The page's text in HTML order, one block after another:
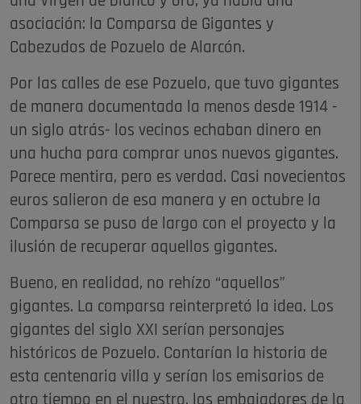
asociación: la Comparsa de Gigantes y
Cabezudos de Pozuelo de Alarcón.
Por las calles de ese Pozuelo, que tuvo gigantes
de manera documentada la menos desde 1914 -
un siglo atrás- los vecinos echaban dinero en
una hucha para comprar unos nuevos gigantes.
Parece mentira, pero es verdad. Casi novecientos
euros salieron de esa manera y en octubre la
Comparsa se puso de largo con el proyecto y la
ilusión de recuperar aquellos gigantes.
Bueno, en realidad, no rehízo “aquellos”
gigantes. La comparsa reinterpretó la idea. Los
gigantes del siglo XXI serían personajes
históricos de Pozuelo. Contarían la historia de
esta centenaria villa y serían los emisarios de
otro tiempo en el nuestro, los embajadores de la